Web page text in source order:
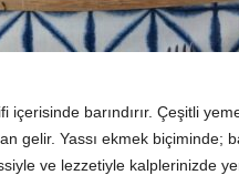
barındırır. Çeşitli
gelir. Yassı ekmek biçiminde;
ve lezzetiyle kalplerinizde